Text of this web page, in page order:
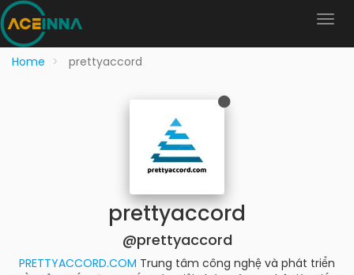
Home prettyaccord
prettyaccord
@prettyaccord
PRETTYACCORD.COM Trung tâm công nghệ và phát triển